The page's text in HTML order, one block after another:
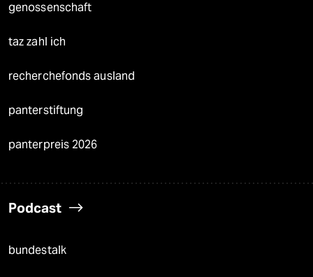
genossenschaft
taz zahl ich
recherchefonds ausland
panterstiftung
panterpreis 2026
Podcast
bundestalk